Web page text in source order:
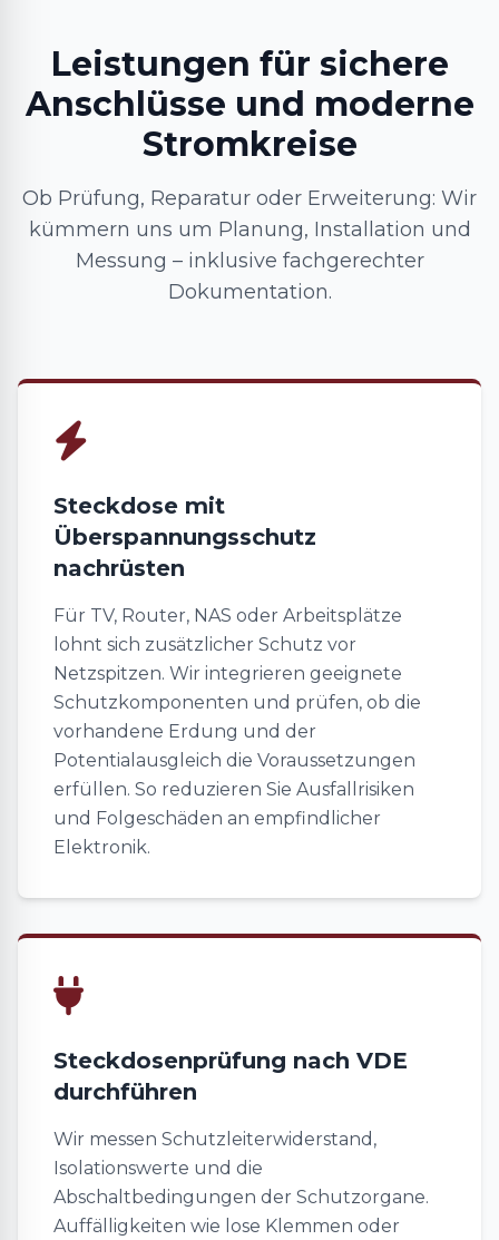
Leistungen für sichere
Anschlüsse und moderne
Stromkreise
Ob Prüfung, Reparatur oder Erweiterung: Wir
kümmern uns um Planung, Installation und
Messung – inklusive fachgerechter
Dokumentation.
Steckdose mit
Überspannungsschutz
nachrüsten
Für TV, Router, NAS oder Arbeitsplätze
lohnt sich zusätzlicher Schutz vor
Netzspitzen. Wir integrieren geeignete
Schutzkomponenten und prüfen, ob die
vorhandene Erdung und der
Potentialausgleich die Voraussetzungen
erfüllen. So reduzieren Sie Ausfallrisiken
und Folgeschäden an empfindlicher
Elektronik.
Steckdosenprüfung nach VDE
durchführen
Wir messen Schutzleiterwiderstand,
Isolationswerte und die
Abschaltbedingungen der Schutzorgane.
Auffälligkeiten wie lose Klemmen oder